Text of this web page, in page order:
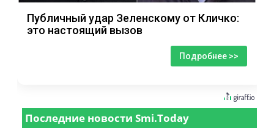
Публичный удар Зеленскому от Кличко:
это настоящий вызов
Подробнее >>